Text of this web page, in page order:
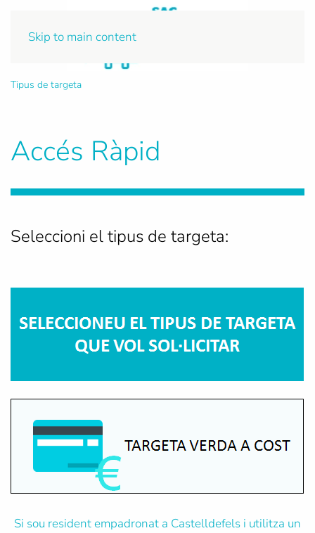
Skip to main content
Tipus de targeta
Accés Ràpid
Seleccioni el tipus de targeta:
Si sou resident empadronat a Castelldefels i utilitza un